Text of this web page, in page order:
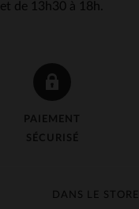
PAIEMENT
SÉCURISÉ
et de 13h30 à 18h.
DANS LE STORE